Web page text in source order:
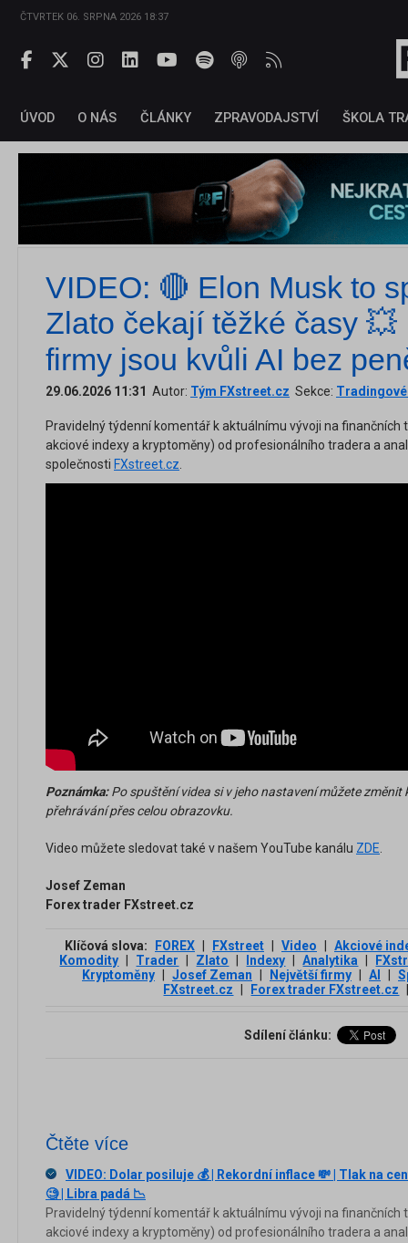
ČTVRTEK 06. SRPNA 2026 18:37
ÚVOD O NÁS ČLÁNKY ZPRAVODAJSTVÍ ŠKOLA
VIDEO: 🔴 Elon Musk to
Zlato čekají těžké časy 💥
firmy jsou kvůli AI bez
29.06.2026 11:31 Autor: Tým FXstreet.cz Sekce: Tradingové
Pravidelný týdenní komentář k aktuálnímu vývoji na finančních
akciové indexy a kryptoměny) od profesionálního tradera a
společnosti FXstreet.cz.
Poznámka:Po spuštění videa si v jeho nastavení můžete změnit
přehrávání přes celou obrazovku.
Video můžete sledovat také v našem YouTube kanálu ZDE.
Josef Zeman
Forex trader FXstreet.cz
Klíčová slova: FOREX FXstreet Video
Akciové
Komodity
Trader Zlato Indexy Analytika
Kryptoměny
Josef Zeman Největší firmy AI
FXstreet.cz
Forex trader FXstreet.cz
Sdílení článku:
Čtěte více
VIDEO: Dolar posiluje 💰 | Rekordní inflace 💸 | Tlak na
🧐 | Libra padá 📉
Pravidelný týdenní komentář k aktuálnímu vývoji na finančních
akciové indexy a kryptoměny) od profesionálního tradera a